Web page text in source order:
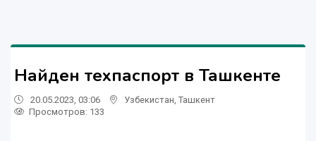
Найден техпаспорт в Ташкенте
20.05.2023, 03:06 Узбекистан Ташкент
Просмотров: 133